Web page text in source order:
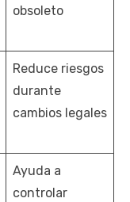
obsoleto
Reduce riesgos
durante
cambios legales
Ayuda a
controlar